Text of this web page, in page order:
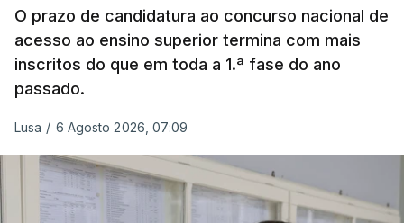
deixou o parque de campismo sem condições
foram por isso realojadas 67 pessoas no parque de
estacionamento da escola profissional, como
explicou à RTP Antena 1 Vânia Ferreira, presidente
ERRO 100
O prazo de candidatura ao concurso nacional de
acesso ao ensino superior termina com mais
inscritos do que em toda a 1.ª fase do ano
passado.
Lusa / 6 Agosto 2026, 07:09